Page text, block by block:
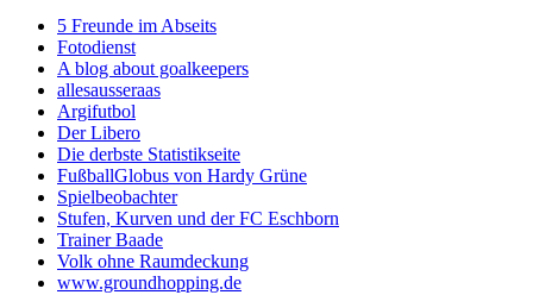
5 Freunde im Abseits
Fotodienst
A blog about goalkeepers
allesausseraas
Argifutbol
Der Libero
Die derbste Statistikseite
FußballGlobus von Hardy Grüne
Spielbeobachter
Stufen, Kurven und der FC Eschborn
Trainer Baade
Volk ohne Raumdeckung
www.groundhopping.de